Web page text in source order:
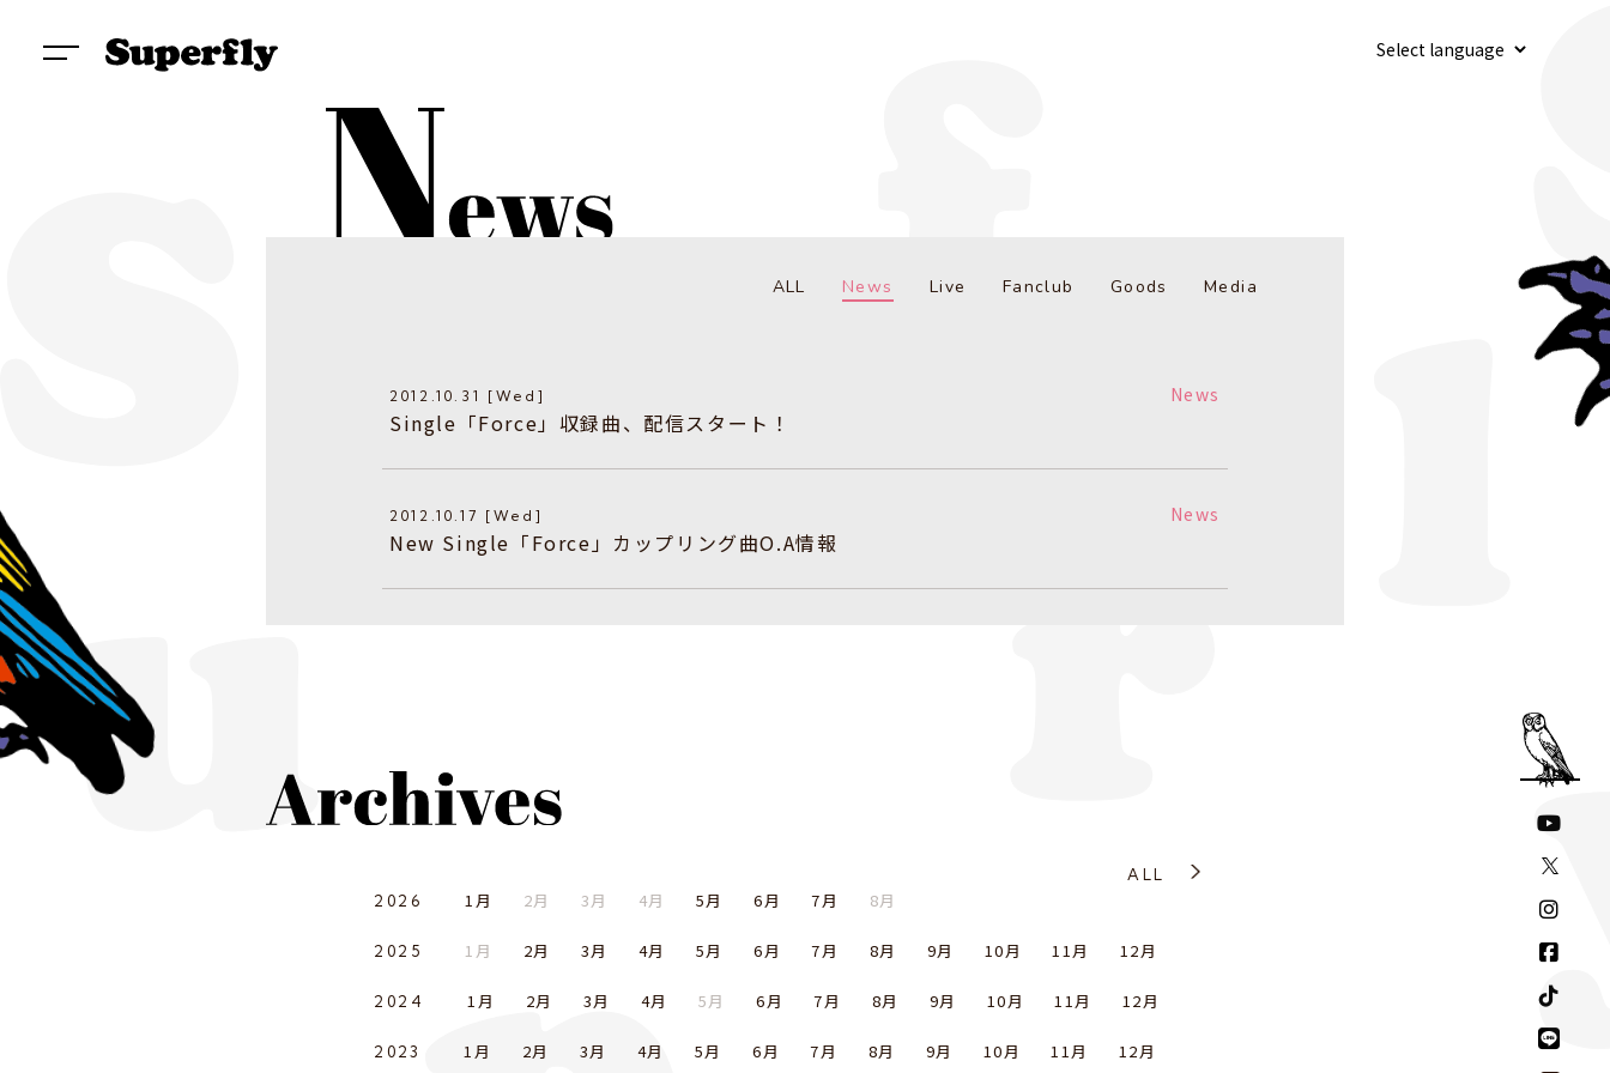
ALL News Live Fanclub Goods Media
2012.10.31 [Wed] News
Single「Force」収録曲、配信スタート！
2012.10.17 [Wed] News
New Single「Force」カップリング曲O.A情報
ALL
2026
1月 2月 3月 4月 5月 6月 7月 8月
2025 1月 2月 3月 4月 5月 6月 7月 8月 9月 10月 11月 12月
2024 1月 2月 3月 4月 5月 6月 7月 8月 9月 10月 11月 12月
2023 1月 2月 3月 4月 5月 6月 7月 8月 9月 10月 11月 12月